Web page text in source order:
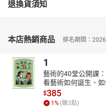
退換貨須知
本店熱銷商品 排名期間：
1
藝術的40堂公開課
看藝術如何誕生、如
$385
1% (賺3點)